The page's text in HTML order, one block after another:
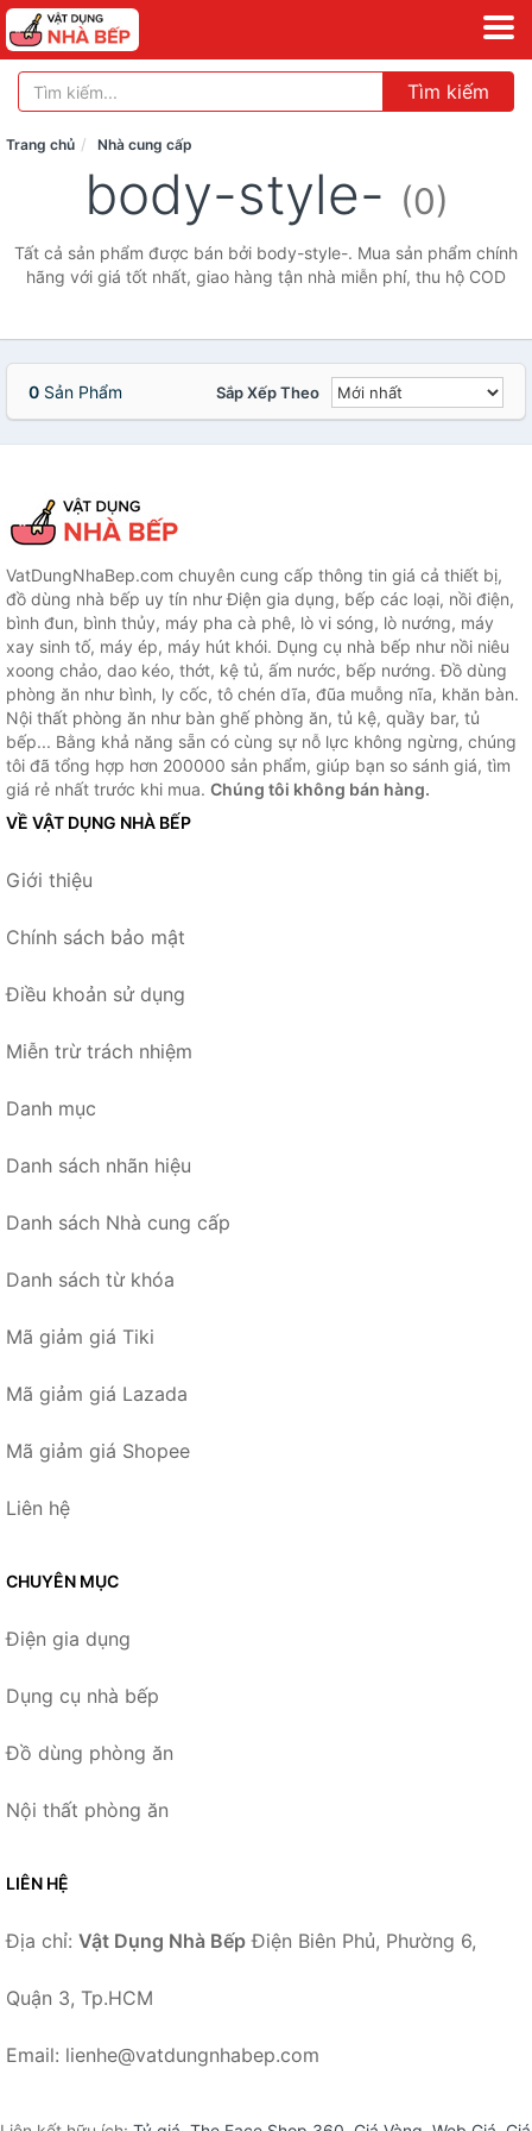
Tìm kiếm
Trang chủ Nhà cung cấp
body-style- (0)
Tất cả sản phẩm được bán bởi body-style-. Mua sản phẩm chính
hãng với giá tốt nhất, giao hàng tận nhà miễn phí, thu hộ COD
0 Sản Phẩm Sắp Xếp Theo
VatDungNhaBep.com chuyên cung cấp thông tin giá cả thiết bị,
đồ dùng nhà bếp uy tín như Điện gia dụng, bếp các loại, nồi điện,
bình đun, bình thủy, máy pha cà phê, lò vi sóng, lò nướng, máy
xay sinh tố, máy ép, máy hút khói. Dụng cụ nhà bếp như nồi niêu
xoong chảo, dao kéo, thớt, kệ tủ, ấm nước, bếp nướng. Đồ dùng
phòng ăn như bình, ly cốc, tô chén dĩa, đũa muỗng nĩa, khăn bàn.
Nội thất phòng ăn như bàn ghế phòng ăn, tủ kệ, quầy bar, tủ
bếp... Bằng khả năng sẵn có cùng sự nỗ lực không ngừng, chúng
tôi đã tổng hợp hơn 200000 sản phẩm, giúp bạn so sánh giá, tìm
giá rẻ nhất trước khi mua. Chúng tôi không bán hàng.
VỀ VẬT DỤNG NHÀ BẾP
Giới thiệu
Chính sách bảo mật
Điều khoản sử dụng
Miễn trừ trách nhiệm
Danh mục
Danh sách nhãn hiệu
Danh sách Nhà cung cấp
Danh sách từ khóa
Mã giảm giá Tiki
Mã giảm giá Lazada
Mã giảm giá Shopee
Liên hệ
CHUYÊN MỤC
Điện gia dụng
Dụng cụ nhà bếp
Đồ dùng phòng ăn
Nội thất phòng ăn
LIÊN HỆ
Địa chỉ: Vật Dụng Nhà Bếp Điện Biên Phủ, Phường 6,
Quận 3, Tp.HCM
Email: lienhe@vatdungnhabep.com